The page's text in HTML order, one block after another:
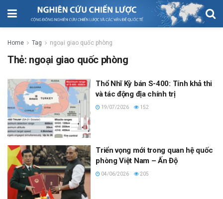
Home Tag ngoại giao quốc phòng
Thẻ: ngoại giao quốc phòng
Thổ Nhĩ Kỳ bán S-400: Tính khả thi
và tác động địa chính trị
19/07/2026 152
Triển vọng mới trong quan hệ quốc
phòng Việt Nam – Ấn Độ
04/06/2026 205